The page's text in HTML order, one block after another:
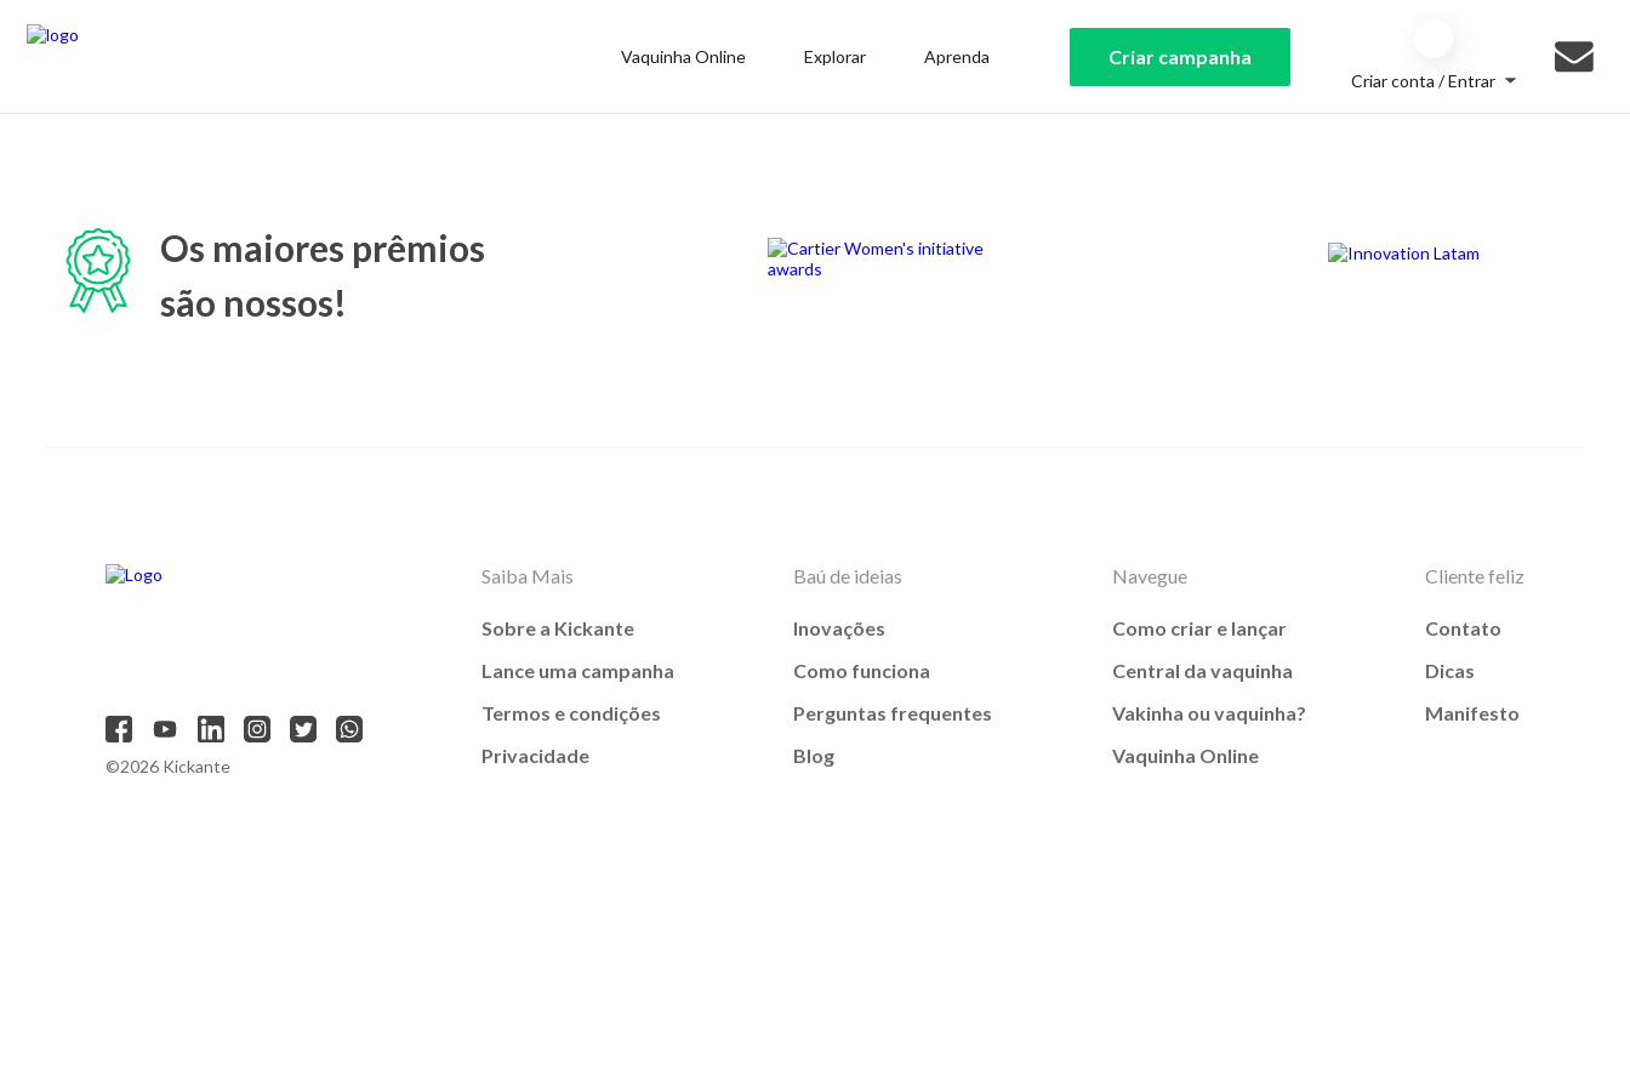
Vaquinha Online Explorar Aprenda Criar campanha
Criar conta / Entrar
Os maiores prêmios
são nossos!
©2026 Kickante
Saiba Mais
Sobre a Kickante
Lance uma campanha
Termos e condições
Privacidade
Baú de ideias
Inovações
Como funciona
Perguntas frequentes
Blog
Navegue
Como criar e lançar
Central da vaquinha
Vakinha ou vaquinha?
Vaquinha Online
Cliente feliz
Contato
Dicas
Manifesto